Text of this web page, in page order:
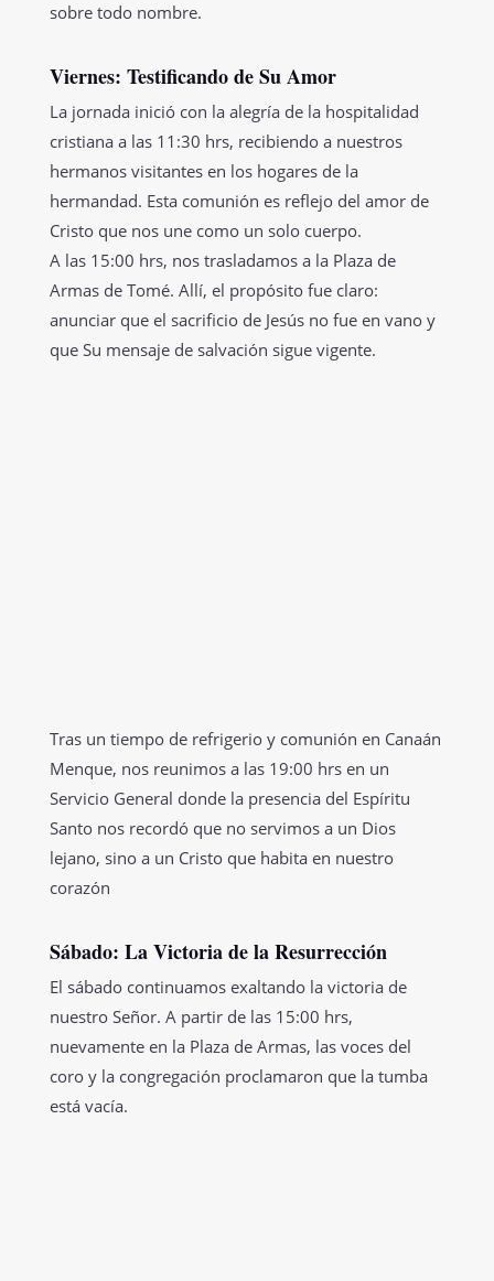
sobre todo nombre.
Viernes: Testificando de Su Amor
La jornada inició con la alegría de la hospitalidad
cristiana a las 11:30 hrs, recibiendo a nuestros
hermanos visitantes en los hogares de la
hermandad. Esta comunión es reflejo del amor de
Cristo que nos une como un solo cuerpo.
A las 15:00 hrs, nos trasladamos a la Plaza de
Armas de Tomé. Allí, el propósito fue claro:
anunciar que el sacrificio de Jesús no fue en vano y
que Su mensaje de salvación sigue vigente.
Tras un tiempo de refrigerio y comunión en Canaán
Menque, nos reunimos a las 19:00 hrs en un
Servicio General donde la presencia del Espíritu
Santo nos recordó que no servimos a un Dios
lejano, sino a un Cristo que habita en nuestro
corazón
Sábado: La Victoria de la Resurrección
El sábado continuamos exaltando la victoria de
nuestro Señor. A partir de las 15:00 hrs,
nuevamente en la Plaza de Armas, las voces del
coro y la congregación proclamaron que la tumba
está vacía.